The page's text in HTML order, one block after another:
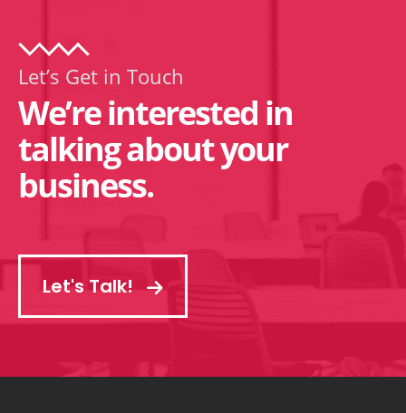
Let’s Get in Touch
We’re interested in
talking about your
business.
Let's Talk!